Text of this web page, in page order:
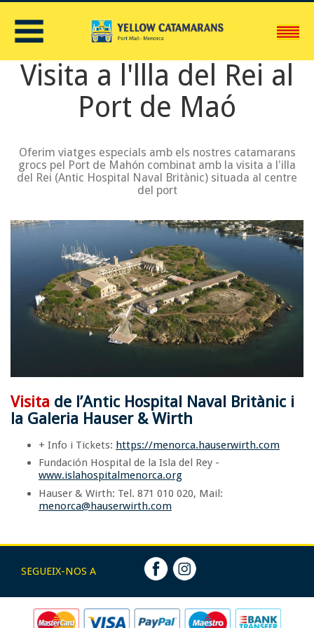
Visita a l'llla del Rei al
Port de Maó
Oferim viatges especials amb els nostres catamarans
grocs pel Port de Mahón combinat amb la visita a l'illa
del Rei (Antic Hospital Naval Britànic) situada al centre
del port
Visita de l’Antic Hospital Naval Britànic i
la Galeria Hauser & Wirth
+ Info i Tickets: https://menorca.hauserwirth.com
Fundación Hospital de la Isla del Rey -
www.islahospitalmenorca.org
Hauser & Wirth: Tel. 871 010 020, Mail:
menorca@hauserwirth.com
SEGUEIX-NOS A